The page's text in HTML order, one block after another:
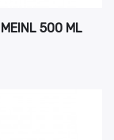
500 ML